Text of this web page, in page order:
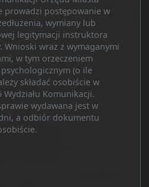
prowadzi postępowanie w
wymiany lub
legitymacji instruktora
Wnioski wraz z wymaganymi
w tym orzeczeniem
(o ile
składać osobiście w
Komunikacji.
wydawana jest w
a odbiór dokumentu